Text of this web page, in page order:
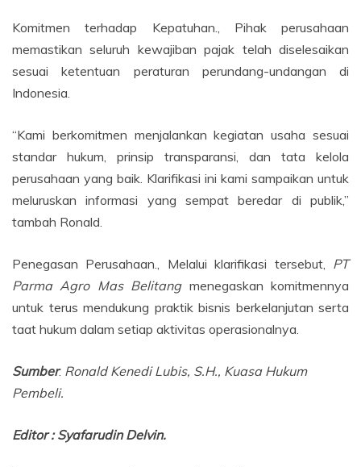
Komitmen terhadap Kepatuhan., Pihak perusahaan
memastikan seluruh kewajiban pajak telah diselesaikan
sesuai ketentuan peraturan perundang-undangan di
Indonesia.
“Kami berkomitmen menjalankan kegiatan usaha sesuai
standar hukum, prinsip transparansi, dan tata kelola
perusahaan yang baik. Klarifikasi ini kami sampaikan untuk
meluruskan informasi yang sempat beredar di publik,”
tambah Ronald.
Penegasan Perusahaan., Melalui klarifikasi tersebut, PT
Parma Agro Mas Belitangmenegaskan komitmennya
untuk terus mendukung praktik bisnis berkelanjutan serta
taat hukum dalam setiap aktivitas operasionalnya.
Sumber: Ronald Kenedi Lubis, S.H., Kuasa Hukum
Pembeli.
Editor : Syafarudin Delvin.